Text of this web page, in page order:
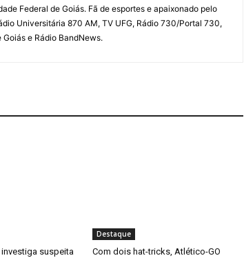
Federal de Goiás. Fã de esportes e apaixonado pelo
Universitária 870 AM, TV UFG, Rádio 730/Portal 730,
e Rádio BandNews.
suspeita
Destaque
Com dois hat-tricks, Atlético-GO